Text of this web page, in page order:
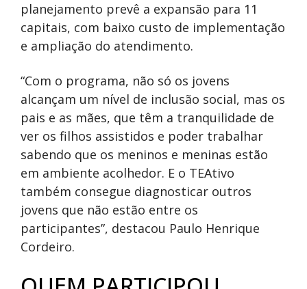
planejamento prevê a expansão para 11
capitais, com baixo custo de implementação
e ampliação do atendimento.
“Com o programa, não só os jovens
alcançam um nível de inclusão social, mas os
pais e as mães, que têm a tranquilidade de
ver os filhos assistidos e poder trabalhar
sabendo que os meninos e meninas estão
em ambiente acolhedor. E o TEAtivo
também consegue diagnosticar outros
jovens que não estão entre os
participantes”, destacou Paulo Henrique
Cordeiro.